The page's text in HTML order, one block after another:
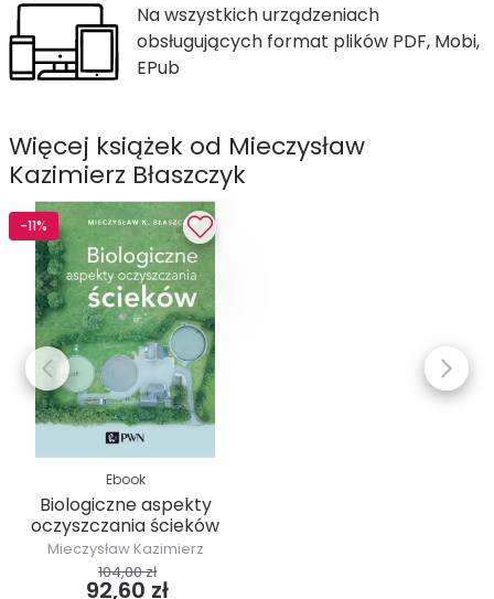
Na wszystkich urządzeniach
obsługujących format plików PDF, Mobi,
EPub
Więcej książek od Mieczysław
Kazimierz Błaszczyk
-11%
Ebook
Biologiczne aspekty
oczyszczania ścieków
Mieczysław Kazimierz
Błaszczyk
104,00 zł
92,60 zł